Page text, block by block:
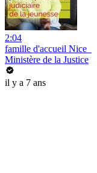
2:04
famille d'accueil Nice_
Ministère de la Justice
il y a 7 ans